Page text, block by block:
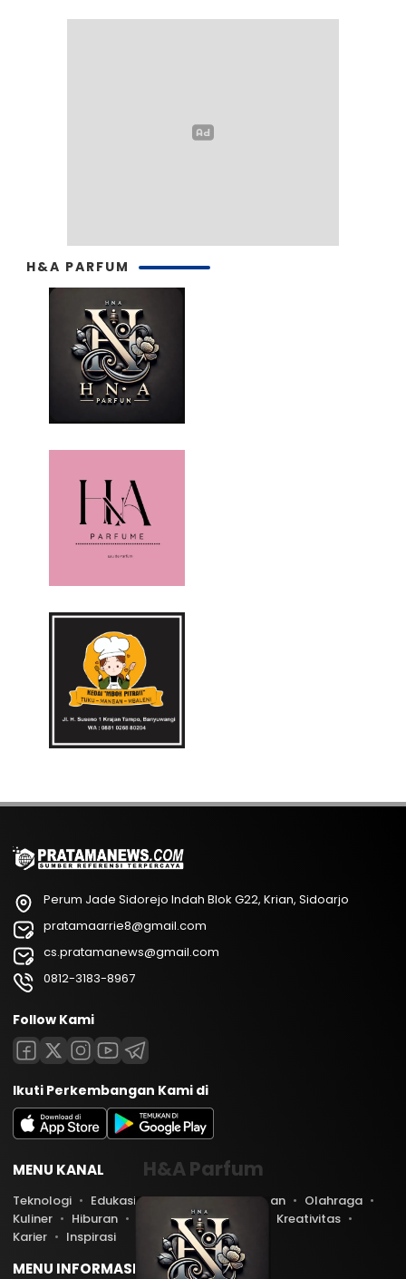
H&A PARFUM
Perum Jade Sidorejo Indah Blok G22, Krian, Sidoarjo
pratamaarrie8@gmail.com
cs.pratamanews@gmail.com
0812-3183-8967
Follow Kami
Ikuti Perkembangan Kami di
MENU KANAL
Teknologi Edukasi Lifestyle Keuangan
Olahraga
Kuliner
Hiburan Travel Kesehatan
Kreativitas
Karier
Inspirasi
MENU INFORMASI
H&A Parfum